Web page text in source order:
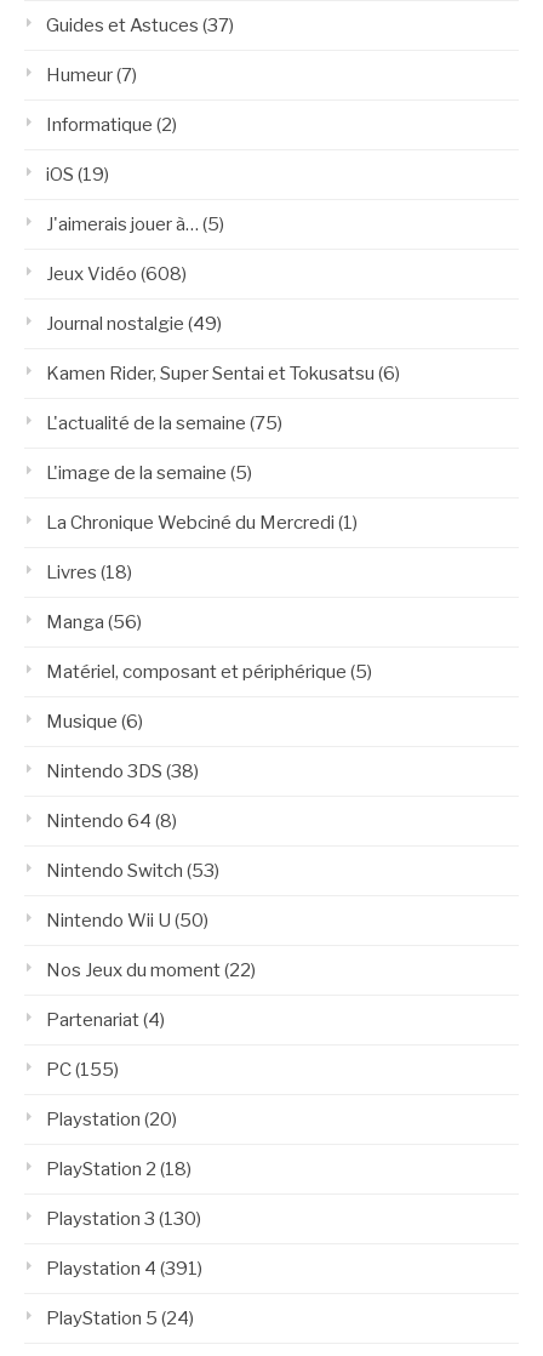
Guides et Astuces (37)
Humeur(7)
Informatique (2)
iOS (19)
J'aimerais jouer à… (5)
Jeux Vidéo (608)
Journal nostalgie (49)
Kamen Rider, Super Sentai et Tokusatsu (6)
L'actualité de la semaine (75)
L'image de la semaine (5)
La Chronique Webciné du Mercredi (1)
Livres (18)
Manga (56)
Matériel, composant et périphérique (5)
Musique (6)
Nintendo 3DS (38)
Nintendo 64 (8)
Nintendo Switch (53)
Nintendo Wii U (50)
Nos Jeux du moment(22)
Partenariat(4)
PC(155)
Playstation (20)
PlayStation 2 (18)
Playstation 3 (130)
Playstation 4 (391)
PlayStation 5 (24)